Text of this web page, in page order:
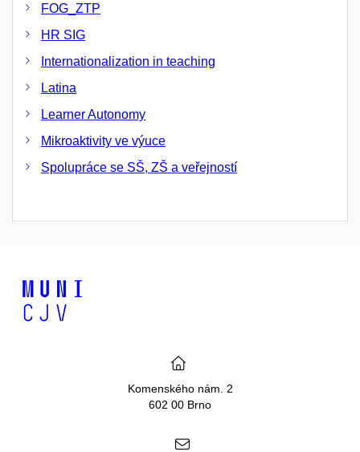
FOG_ZTP
HR SIG
Internationalization in teaching
Latina
Learner Autonomy
Mikroaktivity ve výuce
Spolupráce se SŠ, ZŠ a veřejností
Komenského nám. 2
602 00 Brno